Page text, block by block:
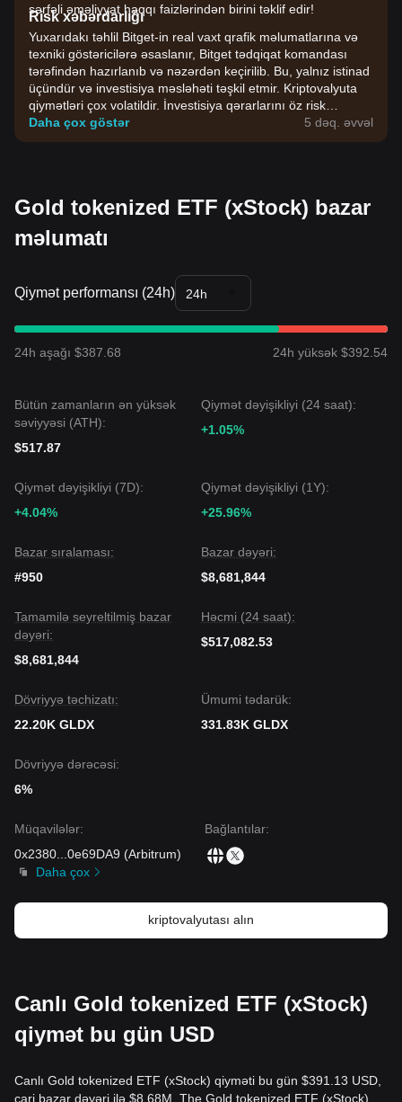
sərfəli əməliyyat haqqı faizlərindən birini təklif edir!
Risk xəbərdarlığı
Yuxarıdakı təhlil Bitget-in real vaxt qrafik məlumatlarına və
texniki göstəricilərə əsaslanır, Bitget tədqiqat komandası
tərəfindən hazırlanıb və nəzərdən keçirilib. Bu, yalnız istinad
üçündür və investisiya məsləhəti təşkil etmir. Kriptovalyuta
qiymətləri çox volatildir. İnvestisiya qərarlarını öz risk
dözümlülüyünüzə əsasən verin.
Daha çox göstər 5 dəq. əvvəl
Gold tokenized ETF (xStock) bazar
məlumatı
Qiymət performansı (24h) 24h
24h aşağı $387.68 24h yüksək $392.54
Bütün zamanların ən yüksək
səviyyəsi (ATH):
$517.87
Qiymət dəyişikliyi (24 saat):
+1.05%
Qiymət dəyişikliyi (7D):
+4.04%
Qiymət dəyişikliyi (1Y):
+25.96%
Bazar sıralaması:
#950
Bazar dəyəri:
$8,681,844
Tamamilə seyreltilmiş bazar
dəyəri:
$8,681,844
Həcmi (24 saat):
$517,082.53
Dövriyyə təchizatı:
22.20K GLDX
Ümumi tədarük:
331.83K GLDX
Dövriyyə dərəcəsi:
6%
Müqavilələr:
0x2380
0e69DA9 (Arbitrum)
Daha çox
Bağlantılar:
kriptovalyutası alın
Canlı Gold tokenized ETF (xStock)
qiymət bu gün USD
Canlı Gold tokenized ETF (xStock) qiyməti bu gün $391.13 USD,
cari bazar dəyəri ilə $8.68M. The Gold tokenized ETF (xStock)